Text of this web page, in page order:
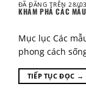
ĐÃ ĐĂNG TRÊN28/
KHÁM PHÁ CÁC
Mục lục Các
phong cách
TIẾP TỤC ĐỌC →